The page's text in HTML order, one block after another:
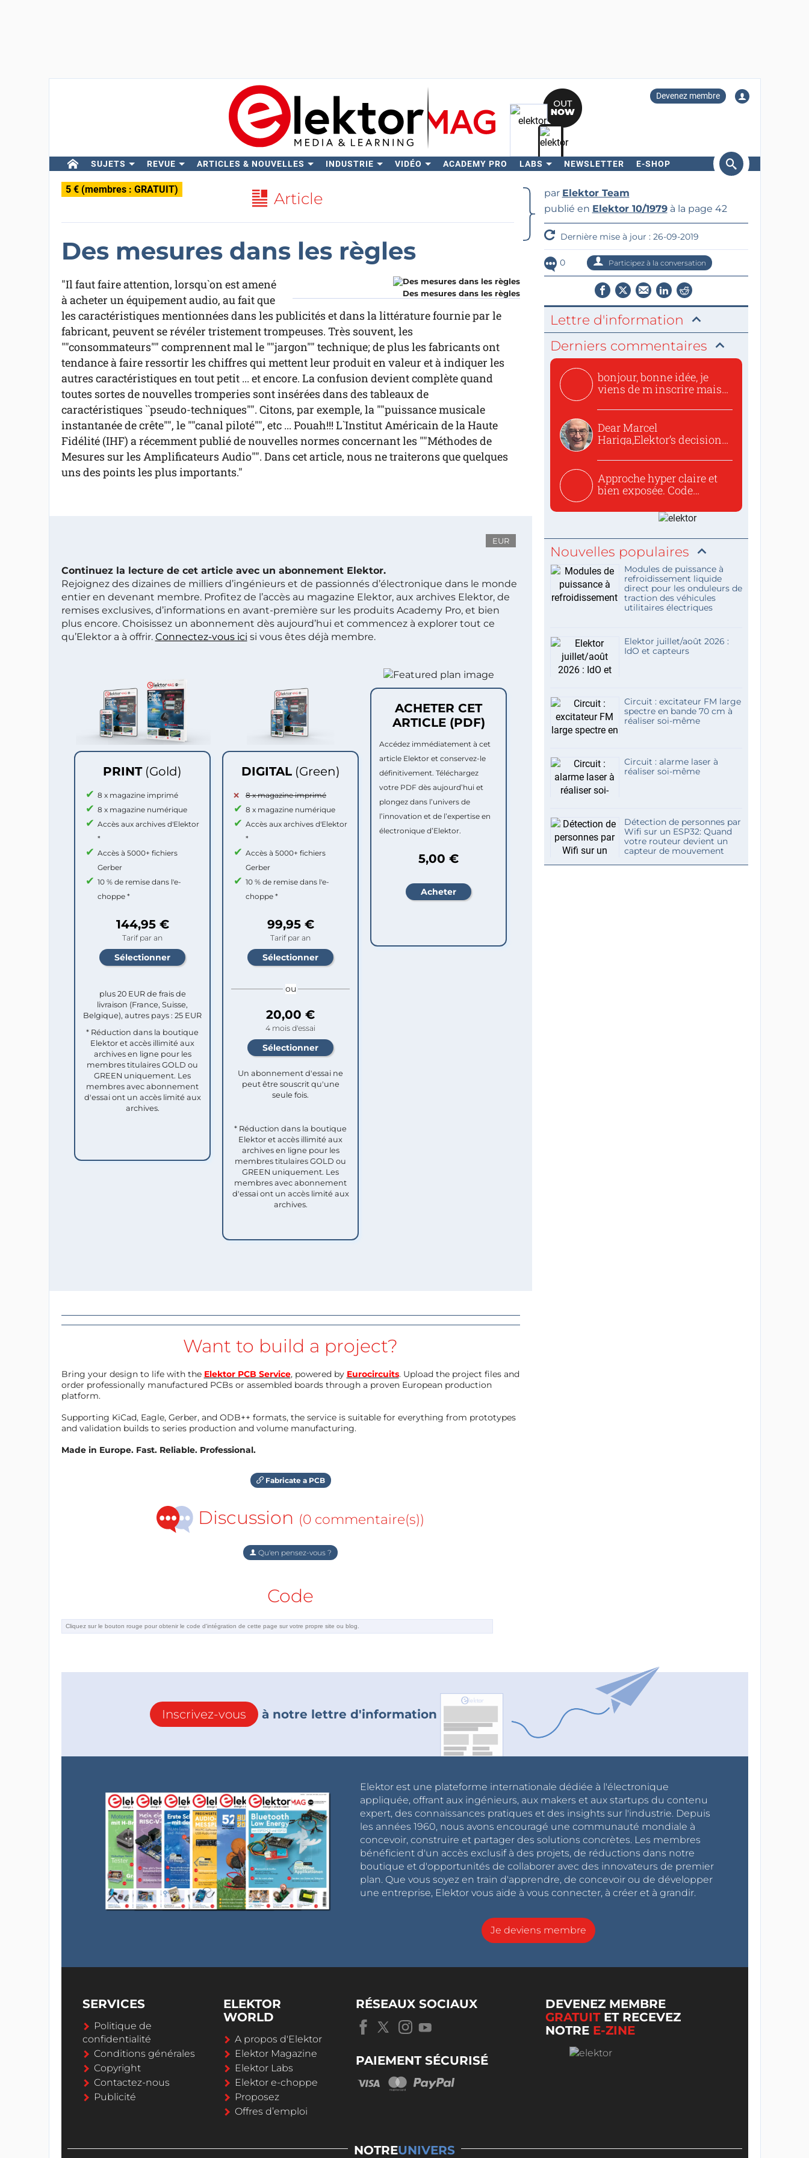
Devenez membre
SUJETS REVUE ARTICLES & NOUVELLES INDUSTRIE VIDÉO ACADEMY PRO LABS NEWSLETTER E-SHOP
Rechercher
5 € (membres : GRATUIT) Article
Des mesures dans les règles
Des mesures dans les règles
"Il faut faire attention, lorsqu`on est amené
à acheter un équipement audio, au fait que
les caractéristiques mentionnées dans les publicités et dans la littérature fournie par le
fabricant, peuvent se révéler tristement trompeuses. Très souvent, les
""consommateurs"" comprennent mal le ""jargon"" technique; de plus les fabricants ont
tendance à faire ressortir les chiffres qui mettent leur produit en valeur et à indiquer les
autres caractéristiques en tout petit ... et encore. La confusion devient complète quand
toutes sortes de nouvelles tromperies sont insérées dans des tableaux de
caractéristiques ``pseudo-techniques"". Citons, par exemple, la ""puissance musicale
instantanée de crête"", le ""canal piloté"", etc ... Pouah!!! L`Institut Américain de la Haute
Fidélité (IHF) a récemment publié de nouvelles normes concernant les ""Méthodes de
Mesures sur les Amplificateurs Audio"". Dans cet article, nous ne traiterons que quelques
uns des points les plus importants."
EUR
Continuez la lecture de cet article avec un abonnement Elektor.
Rejoignez des dizaines de milliers d’ingénieurs et de passionnés d’électronique dans le monde
entier en devenant membre. Profitez de l’accès au magazine Elektor, aux archives Elektor, de
remises exclusives, d’informations en avant-première sur les produits Academy Pro, et bien
plus encore. Choisissez un abonnement dès aujourd’hui et commencez à explorer tout ce
qu’Elektor a à offrir. Connectez-vous ici si vous êtes déjà membre.
PRINT (Gold)
8 x magazine imprimé
8 x magazine numérique
Accès aux archives d'Elektor
*
Accès à 5000+ fichiers
Gerber
10 % de remise dans l'e-
choppe *
144,95 €
Tarif par an
plus 20 EUR de frais de
livraison (France, Suisse,
Belgique), autres pays : 25 EUR
* Réduction dans la boutique
Elektor et accès illimité aux
archives en ligne pour les
membres titulaires GOLD ou
GREEN uniquement. Les
membres avec abonnement
d'essai ont un accès limité aux
archives.
DIGITAL (Green)
8 x magazine imprimé
8 x magazine numérique
Accès aux archives d'Elektor
*
Accès à 5000+ fichiers
Gerber
10 % de remise dans l'e-
choppe *
99,95 €
Tarif par an
ou
20,00 €
4 mois d'essai
Un abonnement d'essai ne
peut être souscrit qu'une
seule fois.​
* Réduction dans la boutique
Elektor et accès illimité aux
archives en ligne pour les
membres titulaires GOLD ou
GREEN uniquement. Les
membres avec abonnement
d'essai ont un accès limité aux
archives.
ACHETER CET
ARTICLE (PDF)
Accédez immédiatement à cet
article Elektor et conservez-le
définitivement. Téléchargez
votre PDF dès aujourd’hui et
plongez dans l’univers de
l’innovation et de l’expertise en
électronique d’Elektor.
5,00 €
Want to build a project?
Bring your design to life with the Elektor PCB Service, powered by Eurocircuits. Upload the project files and
order professionally manufactured PCBs or assembled boards through a proven European production
platform.
Supporting KiCad, Eagle, Gerber, and ODB++ formats, the service is suitable for everything from prototypes
and validation builds to series production and volume manufacturing.
Made in Europe. Fast. Reliable. Professional.
Fabricate a PCB
Discussion (0 commentaire(s))
Qu'en pensez-vous ?
Code
par Elektor Team
publié en Elektor 10/1979à la page 42
Dernière mise à jour : 26-09-2019
0 Participez à la conversation
Lettre d'information
Derniers commentaires
bonjour, bonne idée, je
viens de m inscrire mais
Dear Marcel
Hariga,Elektor’s decision
Approche hyper claire et
bien exposée. Code
Nouvelles populaires
Modules de puissance à
refroidissement liquide
direct pour les onduleurs de
traction des véhicules
utilitaires électriques
Elektor juillet/août 2026 :
IdO et capteurs
Circuit : excitateur FM large
spectre en bande 70 cm à
réaliser soi-même
Circuit : alarme laser à
réaliser soi-même
Détection de personnes par
Wifi sur un ESP32: Quand
votre routeur devient un
capteur de mouvement
Inscrivez-vous à notre lettre d'information
Elektor est une plateforme internationale dédiée à l'électronique
appliquée, offrant aux ingénieurs, aux makers et aux startups du contenu
expert, des connaissances pratiques et des insights sur l'industrie. Depuis
les années 1960, nous avons encouragé une communauté mondiale à
concevoir, construire et partager des solutions concrètes. Les membres
bénéficient d'un accès exclusif à des projets, de réductions dans notre
boutique et d'opportunités de collaborer avec des innovateurs de premier
plan. Que vous soyez en train d'apprendre, de concevoir ou de développer
une entreprise, Elektor vous aide à vous connecter, à créer et à grandir.
Je deviens membre
SERVICES
Politique de
confidentialité
Conditions générales
Copyright
Contactez-nous
Publicité
ELEKTOR
WORLD
A propos d'Elektor
Elektor Magazine
Elektor Labs
Elektor e-choppe
Proposez
Offres d’emploi
RÉSEAUX SOCIAUX
PAIEMENT SÉCURISÉ
DEVENEZ MEMBRE
GRATUITET RECEVEZ
NOTRE E-ZINE
NOTREUNIVERS